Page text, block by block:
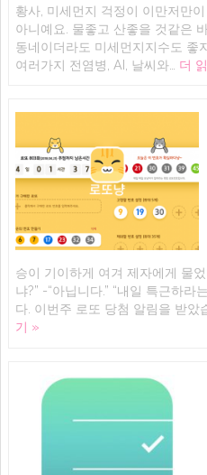
황사, 미세먼지 걱정이 이만저만
아니예요. 물좋고 산좋을 것같은
동네이더라도 미세먼지지수도 좋
여러가지 전염병, AI, 날씨와… 더
승이 기이하게 여겨 제자에게 물
냐?” -“아닙니다.” “내일 특근하라
다. 이번주 로또 당첨 알림을 받았
기 »